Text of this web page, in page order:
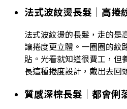
法式波紋燙長髮｜高捲
法式波紋燙的長髮，走的是
讓捲度更立體。一圈圈的紋
貼。光看就知道很費工，但
長這種捲度設計，戴出去回
質感深棕長髮｜都會俐